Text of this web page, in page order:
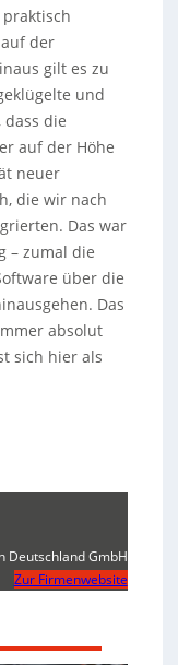
praktisch
der
gilt es zu
und
dass die
auf der Höhe
neuer
die wir nach
Das war
– zumal die
über die
Das
absolut
sich hier als
Deutschland GmbH
Zur Firmenwebsite